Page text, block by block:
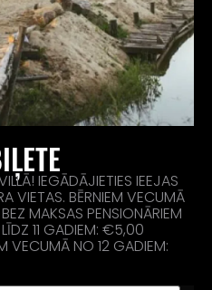
IEGĀDĀJIETIES IEEJAS
VIETAS. BĒRNIEM VECUMĀ
MAKSAS PENSIONĀRIEM
11 GADIEM: €5,00
VECUMĀ NO 12 GADIEM:
GAME
MARŠRUTU